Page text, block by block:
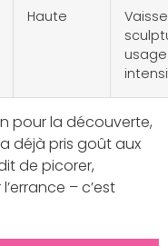
Haute
usage
pour la découverte,
déjà pris goût aux
de picorer,
– c’est